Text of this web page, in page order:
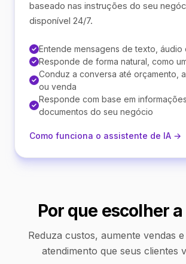
baseado nas instruções do seu
disponível 24/7.
Entende mensagens de texto, áudio
Responde de forma natural, como
Conduz a conversa até orçamento,
ou venda
Responde com base em
documentos do seu negócio
Como funciona o assistente de IA →
Por que escolher
Reduza custos, aumente vendas
atendimento que seus clientes